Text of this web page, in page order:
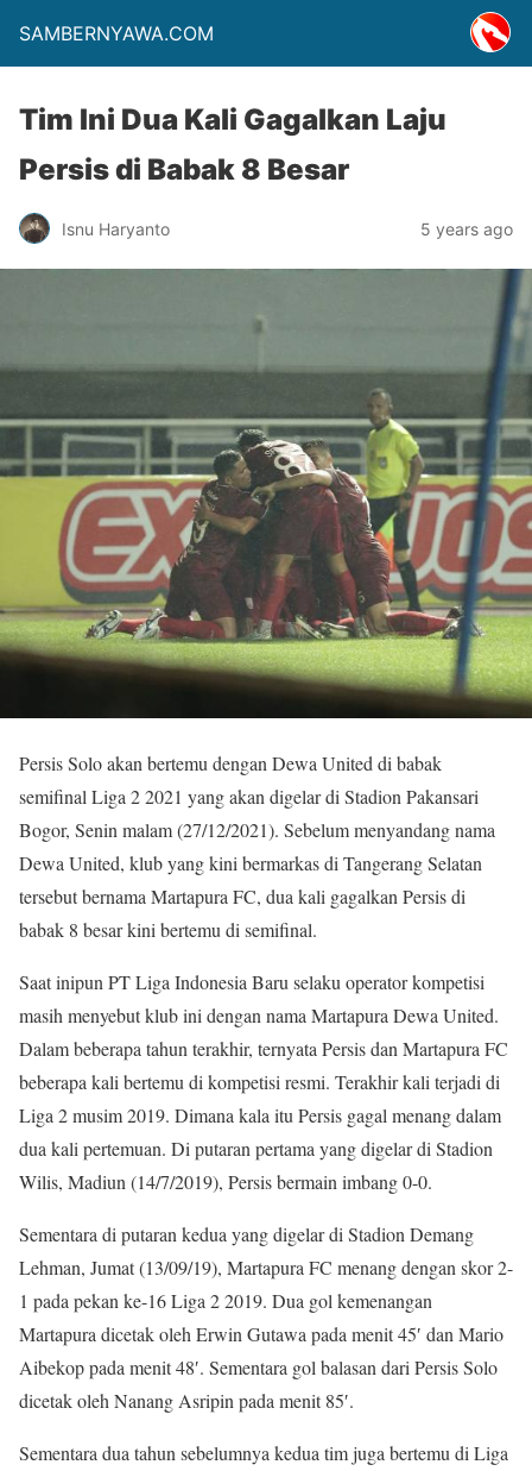
SAMBERNYAWA.COM
Tim Ini Dua Kali Gagalkan Laju
Persis di Babak 8 Besar
Isnu Haryanto 5 years ago
Persis Solo akan bertemu dengan Dewa United di babak
semifinal Liga 2 2021 yang akan digelar di Stadion Pakansari
Bogor, Senin malam (27/12/2021). Sebelum menyandang nama
Dewa United, klub yang kini bermarkas di Tangerang Selatan
tersebut bernama Martapura FC, dua kali gagalkan Persis di
babak 8 besar kini bertemu di semifinal.
Saat inipun PT Liga Indonesia Baru selaku operator kompetisi
masih menyebut klub ini dengan nama Martapura Dewa United.
Dalam beberapa tahun terakhir, ternyata Persis dan Martapura FC
beberapa kali bertemu di kompetisi resmi. Terakhir kali terjadi di
Liga 2 musim 2019. Dimana kala itu Persis gagal menang dalam
dua kali pertemuan. Di putaran pertama yang digelar di Stadion
Wilis, Madiun (14/7/2019), Persis bermain imbang 0-0.
Sementara di putaran kedua yang digelar di Stadion Demang
Lehman, Jumat (13/09/19), Martapura FC menang dengan skor 2-
1 pada pekan ke-16 Liga 2 2019. Dua gol kemenangan
Martapura dicetak oleh Erwin Gutawa pada menit 45′ dan Mario
Aibekop pada menit 48′. Sementara gol balasan dari Persis Solo
dicetak oleh Nanang Asripin pada menit 85′.
Sementara dua tahun sebelumnya kedua tim juga bertemu di Liga